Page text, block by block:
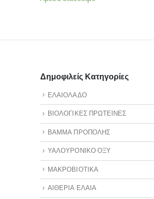
Δημοφιλείς Κατηγορίες
ΕΛΑΙΟΛΑΔΟ
ΒΙΟΛΟΓΙΚΕΣ ΠΡΩΤΕΙΝΕΣ
ΒΑΜΜΑ ΠΡΟΠΟΛΗΣ
ΥΑΛΟΥΡΟΝΙΚΟ ΟΞΥ
ΜΑΚΡΟΒΙΟΤΙΚΑ
ΑΙΘΕΡΙΑ ΕΛΑΙΑ